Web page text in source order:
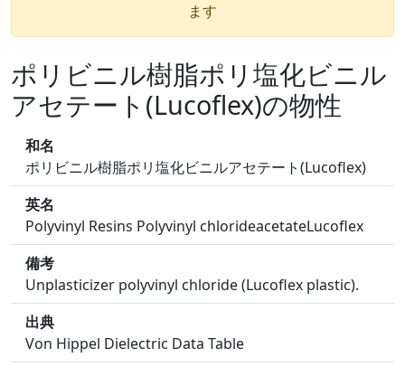
ます
ポリビニル樹脂ポリ塩化ビニル
アセテート(Lucoflex)の物性
和名
ポリビニル樹脂ポリ塩化ビニルアセテート(Lucoflex)
英名
Polyvinyl Resins Polyvinyl chlorideacetateLucoflex
備考
Unplasticizer polyvinyl chloride (Lucoflex plastic).
出典
Von Hippel Dielectric Data Table